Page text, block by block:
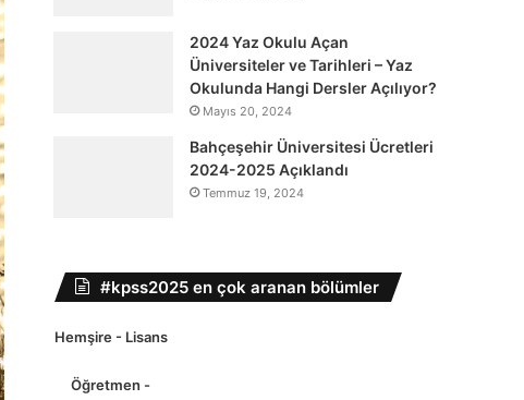
2024 Yaz Okulu Açan
Üniversiteler ve Tarihleri – Yaz
Okulunda Hangi Dersler Açılıyor?
Mayıs 20, 2024
Bahçeşehir Üniversitesi Ücretleri
2024-2025 Açıklandı
Temmuz 19, 2024
#kpss2025 en çok aranan bölümler
Hemşire - Lisans
Öğretmen -